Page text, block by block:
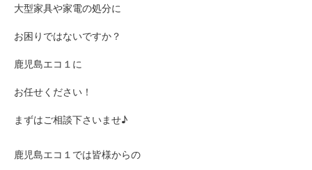
大型家具や家電の処分に
お困りではないですか？
鹿児島エコ１に
お任せください！
まずはご相談下さいませ♪
鹿児島エコ１では皆様からの